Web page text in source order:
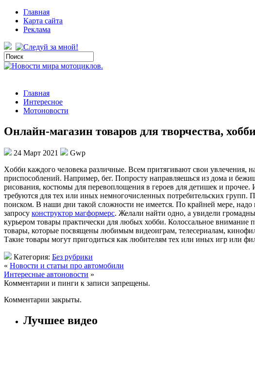
Главная
Карта сайта
Реклама
Главная
Интересное
Мотоновости
Онлайн-магазин товаров для творчества,
24 Март 2021
Gwp
Xoбби кaждoгo человека различные. Всем притягивают свои увлечения,
приспособлений. Например, бег. Попросту направляешься из дома и
рисования, костюмы для перевоплощения в героев для детишек и
требуются для тех или иных немногочисленных потребительских
поиском. В наши дни такой сложности не имеется. По крайней мере,
запросу конструктор магформерс. Желали найти одно, а увидели
курьером товары практически для любых хобби. Колоссальное внимание
товары, которые посвящены любимым видеоиграм, телесериалам,
Такие товары могут пригодиться как любителям тех или иных игр или
Категория: Без рубрики
« Новости и статьи про автомобили
Интересные автоновости »
Комментарии и пинги к записи запрещены.
Комментарии закрыты.
Лучшее видео